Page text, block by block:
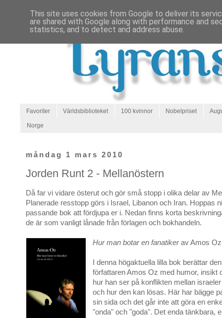
Favoriter Världsbiblioteket 100 kvinnor Nobelpriset
Norge
måndag 1 mars 2010
Jorden Runt 2 - Mellanöstern
Då far vi vidare österut och gör små stopp i olika delar av
Planerade resstopp görs i Israel, Libanon och Iran. Hoppas
passande bok att fördjupa er i. Nedan finns korta
de är som vanligt lånade från förlagen och bokhandeln.
Hur man botar en fanatikerav Amos
I denna högaktuella lilla bok berättar
författaren Amos Oz med humor, insikt
hur han ser på konflikten mellan
och hur den kan lösas. Här har bägge
sin sida och det går inte att göra en
"onda" och "goda". Det enda tänkbara,
This site uses cookies from Google to deliver its
are shared with Google along with performance and
statistics, and to detect and address abuse.